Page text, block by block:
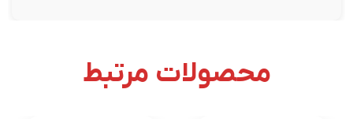
محصولات مرتبط